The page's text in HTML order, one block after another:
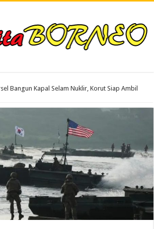
Bangun Kapal Selam Nuklir, Korut Siap Ambil